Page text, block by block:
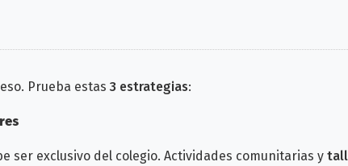
Prueba estas 3 estrategias:
ser exclusivo del colegio. Actividades comunitarias y